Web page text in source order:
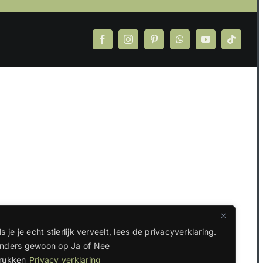
je je echt stierlijk verveelt, lees de privacyverklaring.
gewoon op Ja of Nee
Privacy verklaring
FacebookInstagramPinterestWhatsAppYouTubeTiktok